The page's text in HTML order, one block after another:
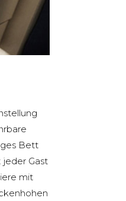
Bett
Gast
mit